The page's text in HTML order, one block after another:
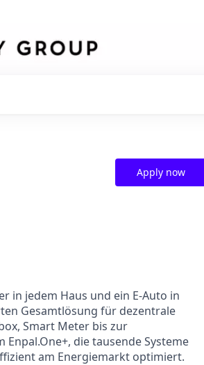
Apply now
in jedem Haus und ein E-Auto in
Gesamtlösung für dezentrale
Smart Meter bis zur
die tausende Systeme
am Energiemarkt optimiert.